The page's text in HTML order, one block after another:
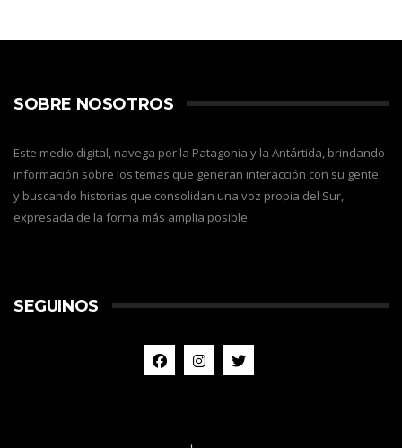
SOBRE NOSOTROS
Este medio digital, navega por la Patagonia y la Antártida, brindando
información sobre los temas que generan interacción con su gente,
y buscando historias que consolidan una voz propia del Sur,
expresada de la forma más amplia posible.
SEGUINOS